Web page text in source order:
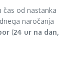
čas od nastanka
naročanja
(24 ur na dan,